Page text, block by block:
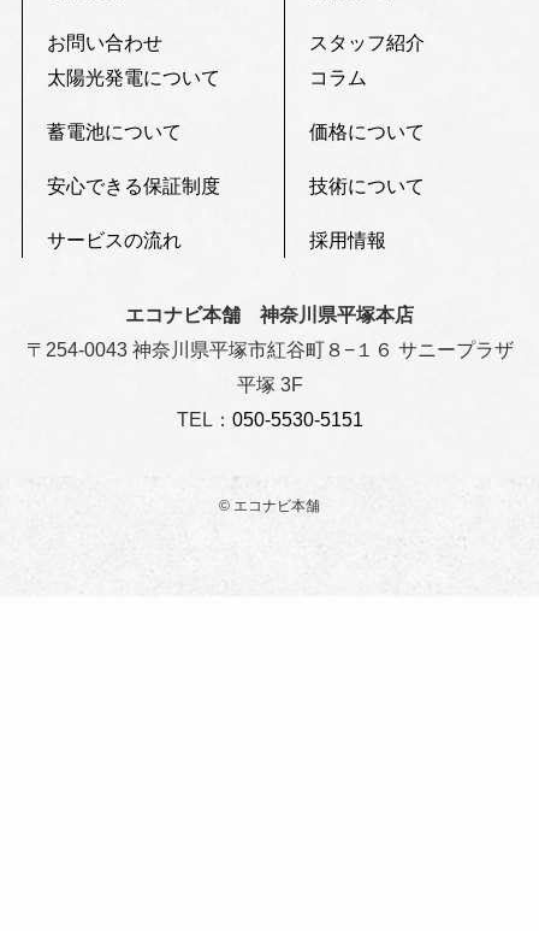
お問い合わせ
スタッフ紹介
太陽光発電について
蓄電池について
安心できる保証制度
サービスの流れ
コラム
価格について
技術について
採用情報
エコナビ本舗 神奈川県平塚本店
〒254-0043 神奈川県平塚市紅谷町８−１６ サニープラザ
平塚 3F
TEL： 050-5530-5151
© エコナビ本舗